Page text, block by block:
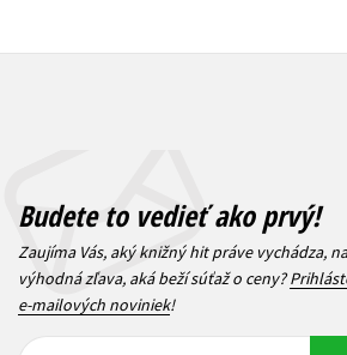
Budete to vedieť ako prvý!
Zaujíma Vás, aký knižný hit práve vychádza,
výhodná zľava, aká beží súťaž o ceny?
e-mailových noviniek!